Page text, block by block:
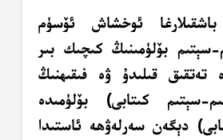
باشقىلارغا ئوخشاش ئۆسۈم
سېتىم بۆلۈمىنىڭ كىچىك بىر
تەتقىق قىلىدۇ ۋە فىقىھنىڭ
سېتىم كىتابى) بۆلۈمىدە
دېگەن سەرلەۋھە ئاستىدا